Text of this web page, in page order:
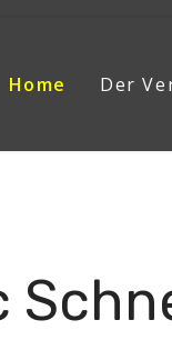
Home Der